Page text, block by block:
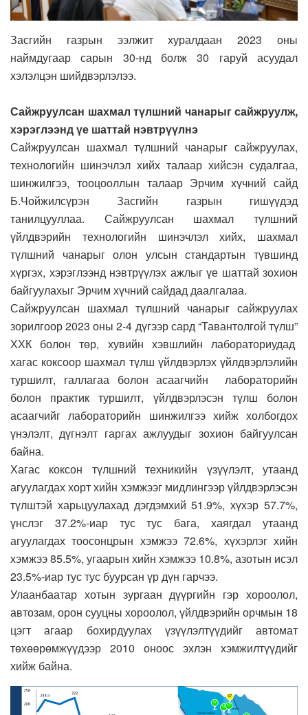
Засгийн газрын ээлжит хуралдаан 2023 оны
наймдугаар сарын 30-нд болж 30 гаруй асуудал
хэлэлцэн шийдвэрлэлээ.
Сайжруулсан шахмал түлшний чанарыг сайжруулж,
хэрэглээнд үе шаттай нэвтрүүлнэ
Сайжруулсан шахмал түлшний чанарыг сайжруулах,
технологийн шинэчлэл хийх талаар хийсэн судалгаа,
шинжилгээ, тооцооллын талаар Эрчим хүчний сайд
Б.Чойжилсүрэн Засгийн газрын гишүүдэд
танилцууллаа. Сайжруулсан шахмал түлшний
үйлдвэрийн технологийн шинэчлэл хийх, шахмал
түлшний чанарыг олон улсын стандартын түвшинд
хүргэх, хэрэглээнд нэвтрүүлэх ажлыг үе шаттай зохион
байгуулахыг Эрчим хүчний сайдад даалгалаа.
Сайжруулсан шахмал түлшний чанарыг сайжруулах
зорилгоор 2023 оны 2-4 дүгээр сард “Тавантолгой түлш”
ХХК болон төр, хувийн хэвшлийн лабораториудад
хагас коксоор шахмал түлш үйлдвэрлэх үйлдвэрлэлийн
туршилт, галлагаа болон асаагчийн лабораторийн
болон практик туршилт, үйлдвэрлэсэн түлш болон
асаагчийг лабораторийн шинжилгээ хийж холбогдох
үнэлэлт, дүгнэлт гаргах ажлуудыг зохион байгуулсан
байна.
Хагас коксон түлшний техникийн үзүүлэлт, утаанд
агуулагдах хорт хийн хэмжээг мидлингээр үйлдвэрлэсэн
түлштэй харьцуулахад дэгдэмхий 51.9%, хүхэр 57.7%,
үнслэг 37.2%-иар тус тус бага, хаягдал утаанд
агуулагдах тоосонцрын хэмжээ 72.6%, хүхэрлэг хийн
хэмжээ 85.5%, угаарын хийн хэмжээ 10.8%, азотын исэл
23.5%-иар тус тус буурсан үр дүн гарчээ.
Улаанбаатар хотын зургаан дүүргийн гэр хороолол,
автозам, орон сууцны хороолол, үйлдвэрийн орчмын 18
цэгт агаар бохирдуулах үзүүлэлтүүдийг автомат
төхөөрөмжүүдээр 2010 оноос эхлэн хэмжилтүүдийг
хийж байна.